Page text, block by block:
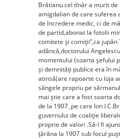
Brătianu cel tînăr a murit
amigdalian de care suferea
de încredere medic, ci de
de partid,abonat la fotolii
comitete şi comiţii”,ca
adâncă,doctorului
momentului (soarta şefului
şi demnităţi publice era în
atinsă(are rapoarte cu loja
sângele propriu pe
mai ştie care a fost soarta
de la 1907 ,pe care Ion
guvernului de coaliţie
proprie de valori .Să-l fi
ţărâna la 1907 sub focul